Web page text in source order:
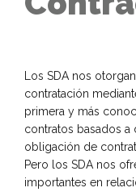
Los SDA nos
contratación
primera y más
contratos basados
obligación de
Pero los SDA nos
importantes en